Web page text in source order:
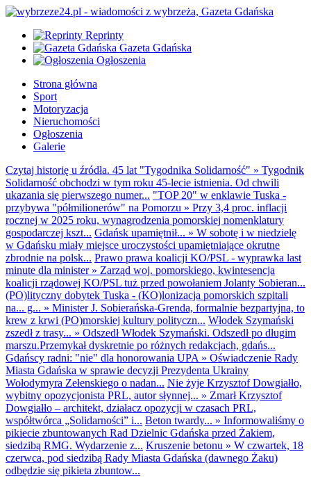
Reprinty
Gazeta Gdańska
Ogłoszenia
Strona główna
Sport
Motoryzacja
Nieruchomości
Ogłoszenia
Galerie
Czytaj historię u źródła. 45 lat "Tygodnika Solidarność" » Tygodnik
Solidarność obchodzi w tym roku 45-lecie istnienia. Od chwili
ukazania się pierwszego numer... "TOP 20" w enklawie Tuska -
przybywa "półmilionerów" na Pomorzu » Przy 3,4 proc. inflacji
rocznej w 2025 roku, wynagrodzenia pomorskiej nomenklatury
gospodarczej kszt... Gdańsk upamiętnił... » W sobotę i w niedzielę
w Gdańsku miały miejsce uroczystości upamiętniające okrutne
zbrodnie na polsk... Prawo prawa koalicji KO/PSL - wyprawka last
minute dla minister» Zarząd woj. pomorskiego, kwintesencja
koalicji rządowej KO/PSL tuż przed powołaniem Jolanty Sobieran...
(PO)lityczny dobytek Tuska - (KO)lonizacja pomorskich szpitali
na... g... » Minister J. Sobierańska-Grenda, formalnie bezpartyjna, to
krew z krwi (PO)morskiej kultury polityczn... Włodek Szymański
zszedł z trasy... » Odszedł Włodek Szymański. Odszedł po długim
marszu.Przemykał dyskretnie po różnych redakcjach, gdańs...
Gdańscy radni: "nie" dla honorowania UPA » Oświadczenie Rady
Miasta Gdańska w sprawie decyzji Prezydenta Ukrainy
Wołodymyra Zełenskiego o nadan... Nie żyje Krzysztof Dowgiałło,
wybitny opozycjonista PRL, autor słynnej... » Zmarł Krzysztof
Dowgiałło – architekt, działacz opozycji w czasach PRL,
współtwórca „Solidarności” i... Beton twardy... » Informowaliśmy o
pikiecie zbuntowanych Rad Dzielnic Gdańska przed Żakiem,
siedzibą RMG. Wydarzenie z... Kruszenie betonu » W czwartek, 18
czerwca, pod siedzibą Rady Miasta Gdańska (dawnego Żaku)
odbędzie się pikieta zbuntow...